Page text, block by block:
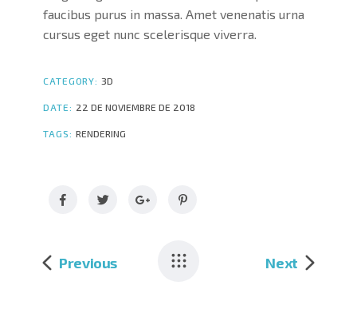
faucibus purus in massa. Amet venenatis urna
cursus eget nunc scelerisque viverra.
CATEGORY: 3D
DATE: 22 DE NOVIEMBRE DE 2018
TAGS: RENDERING
Previous Next